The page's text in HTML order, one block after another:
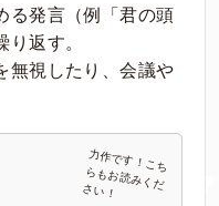
る発言（例「君の頭
返す。
無視したり、会議や